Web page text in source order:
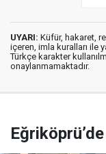
UYARI: Küfür, hakaret,
içeren, imla kuralları ile
Türkçe karakter
onaylanmamaktadır.